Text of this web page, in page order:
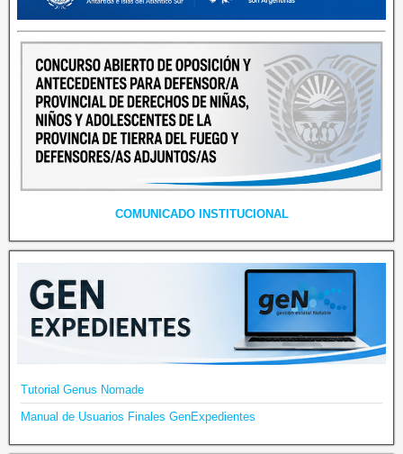
COMUNICADO INSTITUCIONAL
Tutorial Genus Nomade
Manual de Usuarios Finales GenExpedientes